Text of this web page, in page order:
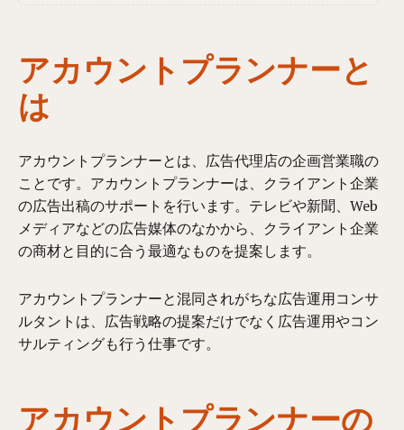
アカウントプランナーと
は
アカウントプランナーとは、広告代理店の企画営業職の
ことです。アカウントプランナーは、クライアント企業
の広告出稿のサポートを行います。テレビや新聞、Web
メディアなどの広告媒体のなかから、クライアント企業
の商材と目的に合う最適なものを提案します。
アカウントプランナーと混同されがちな広告運用コンサ
ルタントは、広告戦略の提案だけでなく広告運用やコン
サルティングも行う仕事です。
アカウントプランナーの